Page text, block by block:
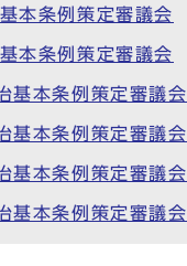
本条例策定審議会
本条例策定審議会
本条例策定審議会
本条例策定審議会
本条例策定審議会
本条例策定審議会